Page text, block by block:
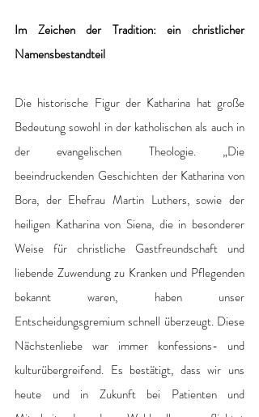
Im Zeichen der Tradition: ein christlicher
Namensbestandteil
Die historische Figur der Katharina hat große
Bedeutung sowohl in der katholischen als auch in
der evangelischen Theologie. „Die
beeindruckenden Geschichten der Katharina von
Bora, der Ehefrau Martin Luthers, sowie der
heiligen Katharina von Siena, die in besonderer
Weise für christliche Gastfreundschaft und
liebende Zuwendung zu Kranken und Pflegenden
bekannt waren, haben unser
Entscheidungsgremium schnell überzeugt. Diese
Nächstenliebe war immer konfessions- und
kulturübergreifend. Es bestätigt, dass wir uns
heute und in Zukunft bei Patienten und